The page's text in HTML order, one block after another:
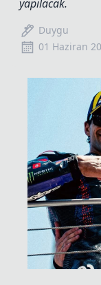
yapılacak.
Duygu
01 Haziran